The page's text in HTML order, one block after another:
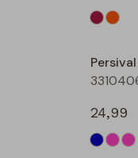
Persival
24,99